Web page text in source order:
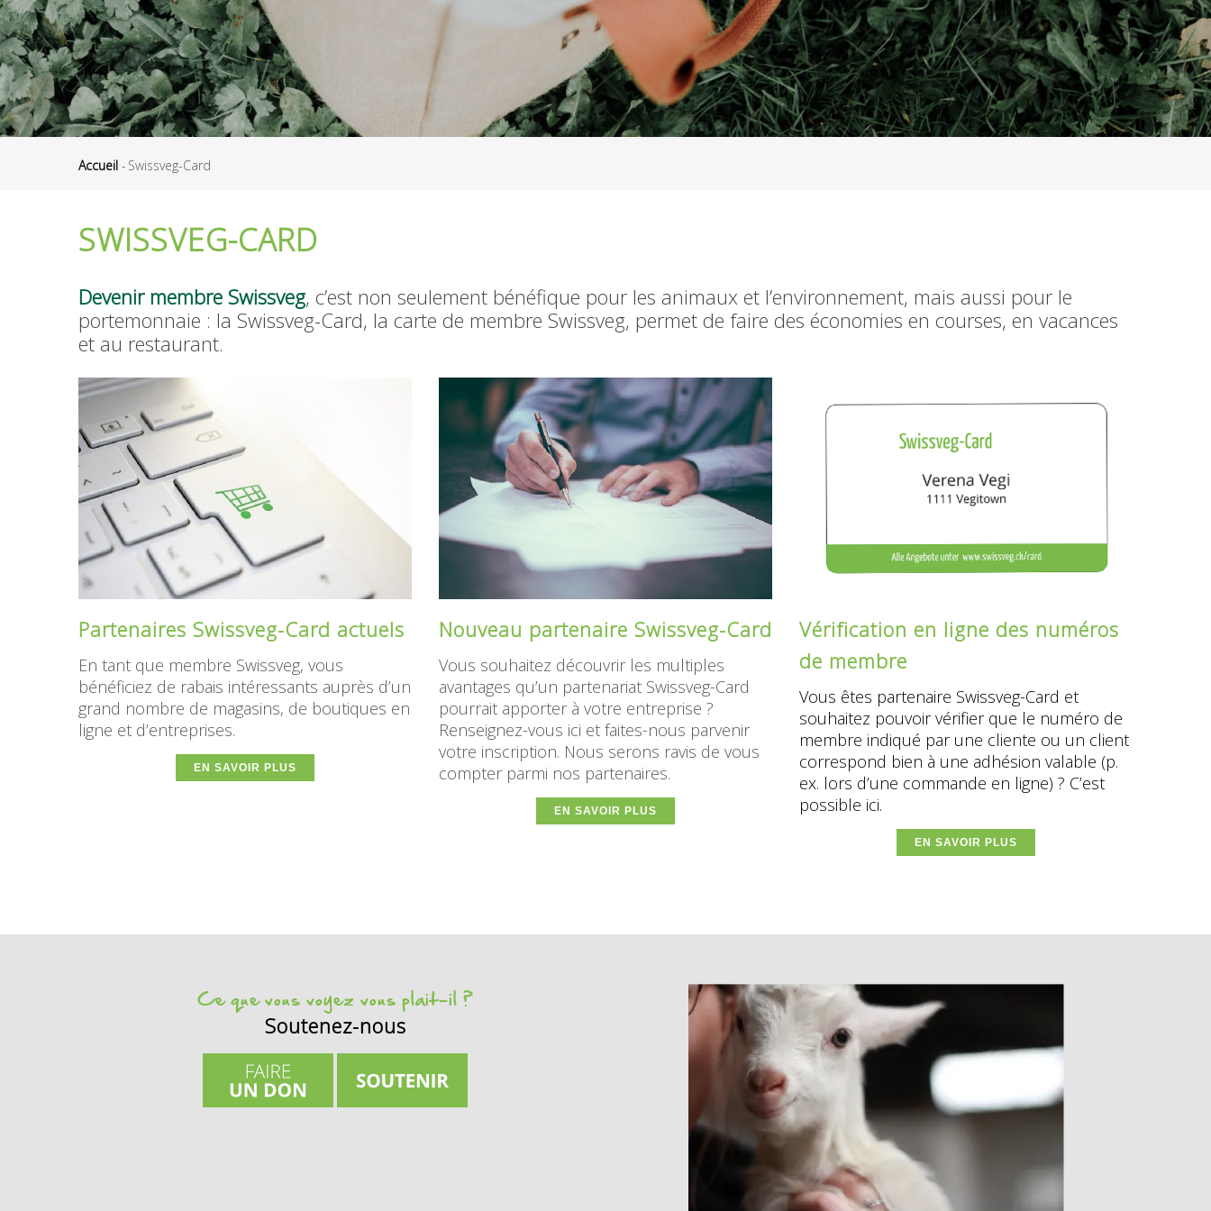
d'Ariane
Accueil - Swissveg-Card
SWISSVEG-CARD
Devenir membre Swissveg, c’est non seulement bénéfique pour les animaux et l’environnement, mais aussi pour le
portemonnaie : la Swissveg-Card, la carte de membre Swissveg, permet de faire des économies en courses, en vacances
et au restaurant.
Partenaires Swissveg-Card actuels
En tant que membre Swissveg, vous
bénéficiez de rabais intéressants auprès d’un
grand nombre de magasins, de boutiques en
ligne et d’entreprises.
EN SAVOIR PLUS
Nouveau partenaire Swissveg-Card
Vous souhaitez découvrir les multiples
avantages qu’un partenariat Swissveg-Card
pourrait apporter à votre entreprise ?
Renseignez-vous ici et faites-nous parvenir
votre inscription. Nous serons ravis de vous
compter parmi nos partenaires.
EN SAVOIR PLUS
Vérification en ligne des numéros
de membre
Vous êtes partenaire Swissveg-Card et
souhaitez pouvoir vérifier que le numéro de
membre indiqué par une cliente ou un client
correspond bien à une adhésion valable (p.
ex. lors d’une commande en ligne) ? C’est
possible ici.
EN SAVOIR PLUS
Ce que vous voyez vous plait-il ?
Soutenez-nous